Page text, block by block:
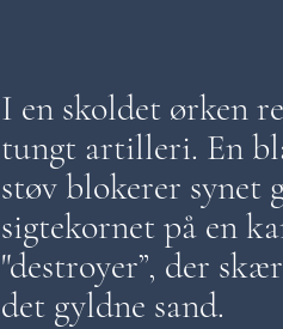
I en skoldet ørken
tungt artilleri. En
støv blokerer synet
sigtekornet på en
"destroyer”, der
det gyldne sand.